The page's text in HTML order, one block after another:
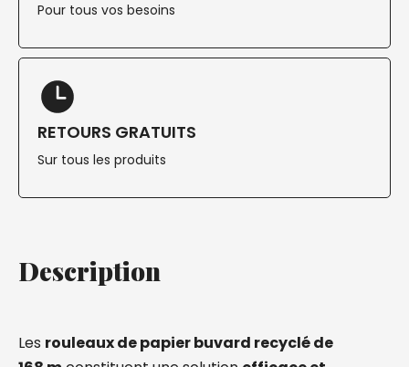
Pour tous vos besoins
RETOURS GRATUITS
Sur tous les produits
Description
Les rouleaux de papier buvard recyclé de